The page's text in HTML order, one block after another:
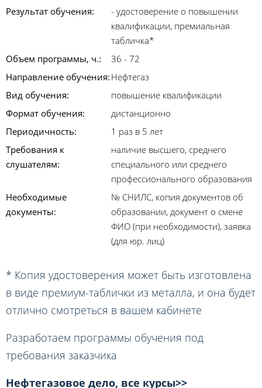
Результат обучения:
- удостоверение о повышении
квалификации, премиальная
табличка*
Объем программы, ч.:
36 - 72
Направление обучения: Нефтегаз
Вид обучения:
повышение квалификации
Формат обучения:
дистанционно
Периодичность:
1 раз в 5 лет
Требования к
слушателям:
наличие высшего, среднего
специального или среднего
профессионального образования
Необходимые
документы:
№ СНИЛС, копия документов об
образовании, документ о смене
ФИО (при необходимости), заявка
(для юр. лиц)
* Копия удостоверения может быть изготовлена
в виде премиум-таблички из металла, и она будет
отлично смотреться в вашем кабинете
Разработаем программы обучения под
требования заказчика
Нефтегазовое дело, все курсы>>